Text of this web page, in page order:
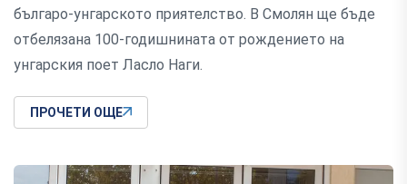
българо-унгарското приятелство. В Смолян ще бъде
отбелязана 100-годишнината от рождението на
унгарския поет Ласло Наги.
ПРОЧЕТИ ОЩЕ